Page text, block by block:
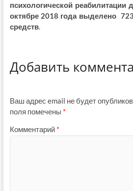
психологической реабилитации
октябре 2018 года выделено
средств.
Добавить
Ваш адрес email не будет
поля помечены *
Комментарий *